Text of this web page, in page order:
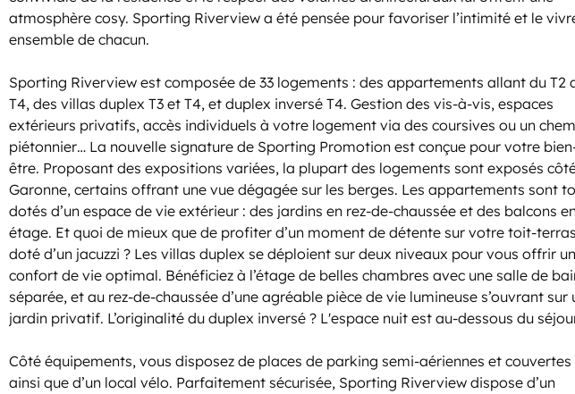
atmosphère cosy. Sporting Riverview a été pensée pour favoriser l’intimité et le
ensemble de chacun.
Sporting Riverview est composée de 33 logements : des appartements allant du T2
T4, des villas duplex T3 et T4, et duplex inversé T4. Gestion des vis-à-vis, espaces
extérieurs privatifs, accès individuels à votre logement via des coursives ou un
piétonnier… La nouvelle signature de Sporting Promotion est conçue pour votre
être. Proposant des expositions variées, la plupart des logements sont exposés
Garonne, certains offrant une vue dégagée sur les berges. Les appartements sont
dotés d’un espace de vie extérieur : des jardins en rez-de-chaussée et des balcons en
étage. Et quoi de mieux que de profiter d’un moment de détente sur votre toit-
doté d’un jacuzzi ? Les villas duplex se déploient sur deux niveaux pour vous offrir un
confort de vie optimal. Bénéficiez à l’étage de belles chambres avec une salle de
séparée, et au rez-de-chaussée d’une agréable pièce de vie lumineuse s’ouvrant sur
jardin privatif. L’originalité du duplex inversé ? L'espace nuit est au-dessous du
Côté équipements, vous disposez de places de parking semi-aériennes et couvertes
ainsi que d’un local vélo. Parfaitement sécurisée, Sporting Riverview dispose d’un